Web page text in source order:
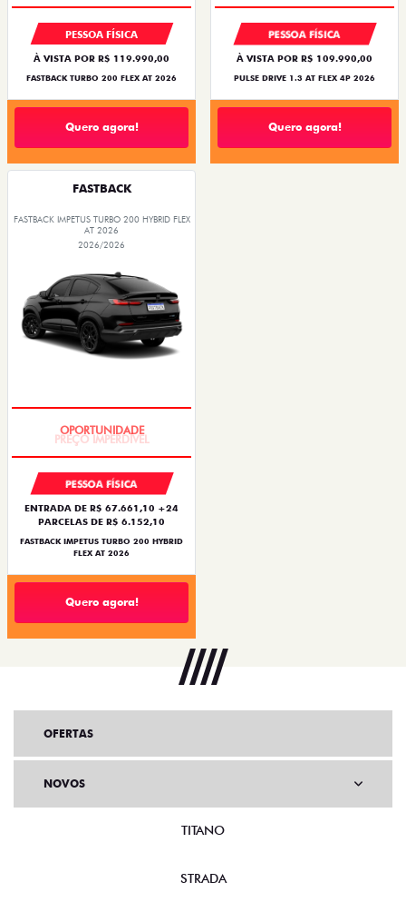
PESSOA FÍSICA
À VISTA POR R$ 119.990,00
FASTBACK TURBO 200 FLEX AT 2026
Quero agora!
PESSOA FÍSICA
À VISTA POR R$ 109.990,00
PULSE DRIVE 1.3 AT FLEX 4P 2026
Quero agora!
FASTBACK
FASTBACK IMPETUS TURBO 200 HYBRID FLEX
AT 2026
2026/2026
PESSOA FÍSICA
ENTRADA DE R$ 67.661,10 +24
PARCELAS DE R$ 6.152,10
FASTBACK IMPETUS TURBO 200 HYBRID
FLEX AT 2026
Quero agora!
OFERTAS
NOVOS
TITANO
STRADA